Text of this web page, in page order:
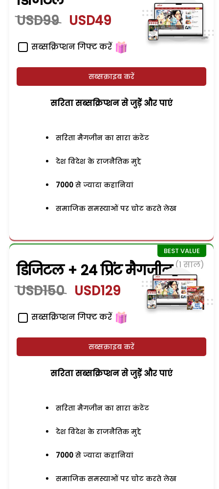
USD99 USD49
सब्सक्रिप्शन गिफ्ट करें
सब्सक्राइब करें
सरिता सब्सक्रिप्शन से जुड़ेें और पाएं
सरिता मैगजीन का सारा कंटेंट
देश विदेश के राजनैतिक मुद्दे
7000 से ज्यादा कहानियां
समाजिक समस्याओं पर चोट करते लेख
डिजिटल + 24 प्रिंट मैगजीन (1 साल)
USD150 USD129
सब्सक्रिप्शन गिफ्ट करें
सब्सक्राइब करें
सरिता सब्सक्रिप्शन से जुड़ेें और पाएं
सरिता मैगजीन का सारा कंटेंट
देश विदेश के राजनैतिक मुद्दे
7000 से ज्यादा कहानियां
समाजिक समस्याओं पर चोट करते लेख